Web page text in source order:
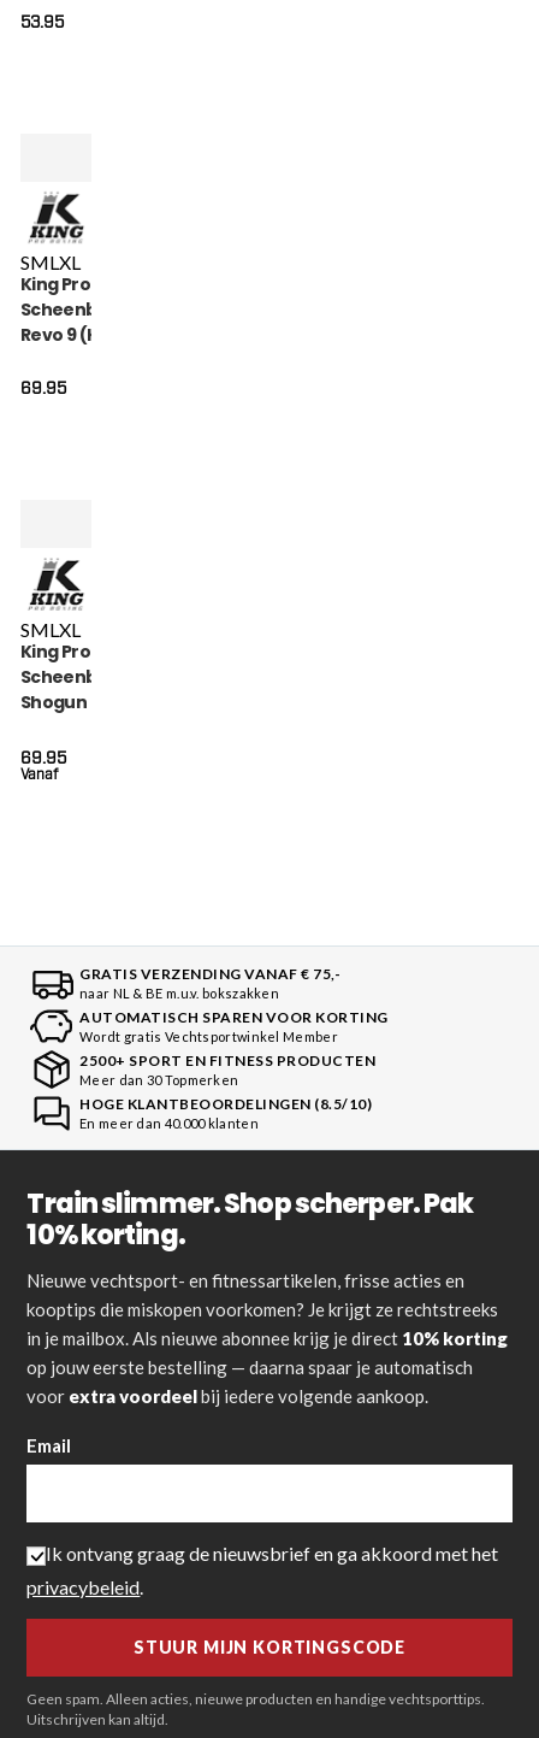
53.95
SMLXL
King Pro Boxing
Scheenbeschermers
Revo 9 (KPB SG REVO
69.95
SML XL
King Pro Boxing
Scheenbeschermers
Shogun (KPB SG
Vanaf
69.95
GRATIS VERZENDING VANAF € 75,-
naar NL & BE m.u.v. bokszakken
AUTOMATISCH SPAREN VOOR KORTING
Wordt gratis Vechtsportwinkel Member
2500+ SPORT EN FITNESS PRODUCTEN
Meer dan 30 Topmerken
HOGE KLANTBEOORDELINGEN (8.5/10)
En meer dan 40.000 klanten
Train slimmer. Shop scherper. Pak
10% korting.
Nieuwe vechtsport- en fitnessartikelen, frisse acties en
kooptips die miskopen voorkomen? Je krijgt ze rechtstreeks
in je mailbox. Als nieuwe abonnee krijg je direct 10% korting
op jouw eerste bestelling — daarna spaar je automatisch
voor extra voordeelbij iedere volgende aankoop.
Email
Ik ontvang graag de nieuwsbrief en ga akkoord met het
privacybeleid
Geen spam. Alleen acties, nieuwe producten en handige vechtsporttips.
Uitschrijven kan altijd.